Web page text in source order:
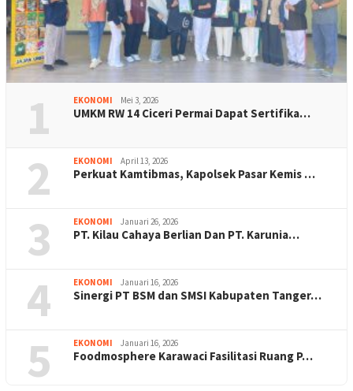
1 EKONOMI Mei 3, 2026
UMKM RW 14 Ciceri Permai Dapat Sertifika…
2 EKONOMI April 13, 2026
Perkuat Kamtibmas, Kapolsek Pasar Kemis …
3 EKONOMI Januari 26, 2026
PT. Kilau Cahaya Berlian Dan PT. Karunia…
4 EKONOMI Januari 16, 2026
Sinergi PT BSM dan SMSI Kabupaten Tanger…
5 EKONOMI Januari 16, 2026
Foodmosphere Karawaci Fasilitasi Ruang P…